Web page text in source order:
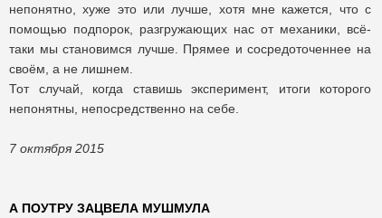
непонятно, хуже это или лучше, хотя мне кажется, что с
помощью подпорок, разгружающих нас от механики, всё-
таки мы становимся лучше. Прямее и сосредоточеннее на
своём, а не лишнем.
Тот случай, когда ставишь эксперимент, итоги которого
непонятны, непосредственно на себе.
7 октября 2015
А ПОУТРУ ЗАЦВЕЛА МУШМУЛА